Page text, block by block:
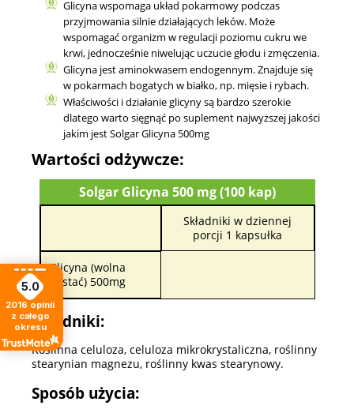
Glicyna wspomaga układ pokarmowy podczas
przyjmowania silnie działających leków. Może
wspomagać organizm w regulacji poziomu cukru we
krwi, jednocześnie niwelując uczucie głodu i zmęczenia.
Glicyna jest aminokwasem endogennym. Znajduje się
w pokarmach bogatych w białko, np. mięsie i rybach.
Właściwości i działanie glicyny są bardzo szerokie
dlatego warto sięgnąć po suplement najwyższej jakości
jakim jest Solgar Glicyna 500mg
Wartości odżywcze:
Solgar Glicyna 500 mg (100 kap)
Składniki w dziennej
porcji 1 kapsułka
Glicyna (wolna
postać) 500mg
Składniki:
Roślinna celuloza, celuloza mikrokrystaliczna, roślinny
stearynian magnezu, roślinny kwas stearynowy.
Sposób użycia:
5.0
2016 opinii
z całego
okresu